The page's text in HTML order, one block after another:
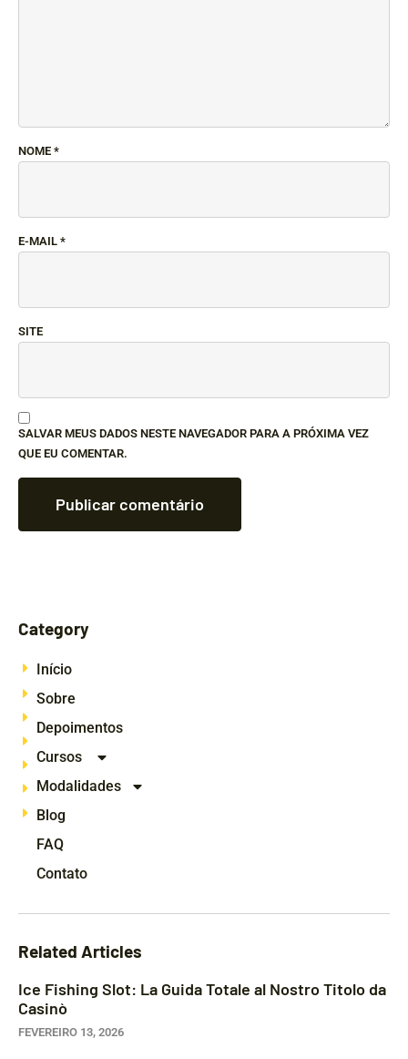
NOME *
E-MAIL *
SITE
SALVAR MEUS DADOS NESTE NAVEGADOR PARA A PRÓXIMA VEZ
QUE EU COMENTAR.
Category
Início
Sobre
Depoimentos
Cursos
Modalidades
Blog
FAQ
Contato
Related Articles
Ice Fishing Slot: La Guida Totale al Nostro Titolo da
Casinò
FEVEREIRO 13, 2026